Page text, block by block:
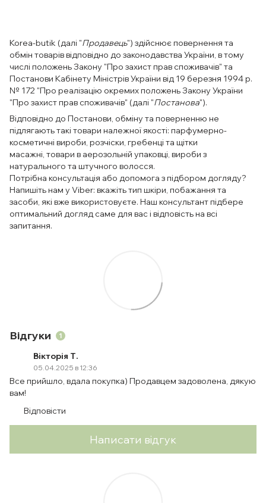
Korea-butik (далі "Продавець") здійснює повернення та
обмін товарів відповідно до законодавства України, в тому
числі положень Закону "Про захист прав споживачів" та
Постанови Кабінету Міністрів України від 19 березня 1994 р.
№ 172 "Про реалізацію окремих положень Закону України
"Про захист прав споживачів" (далі "Постанова").
Відповідно до Постанови, обміну та поверненню не
підлягають такі товари належної якості: парфумерно-
косметичні вироби, розчіски, гребенці та щітки
масажні, товари в аерозольній упаковці, вироби з
натурального та штучного волосся.
Потрібна консультація або допомога з підбором догляду?
Напишіть нам у Viber: вкажіть тип шкіри, побажання та
засоби, які вже використовуєте. Наш консультант підбере
оптимальний догляд саме для вас і відповість на всі
запитання.
Відгуки 1
Вікторія Т.
05.04.2025 в 12:36
Все прийшло, вдала покупка) Продавцем задоволена, дякую
вам!
Відповісти
Написати відгук